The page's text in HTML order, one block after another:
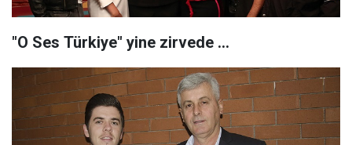
"O Ses Türkiye" yine zirvede ...